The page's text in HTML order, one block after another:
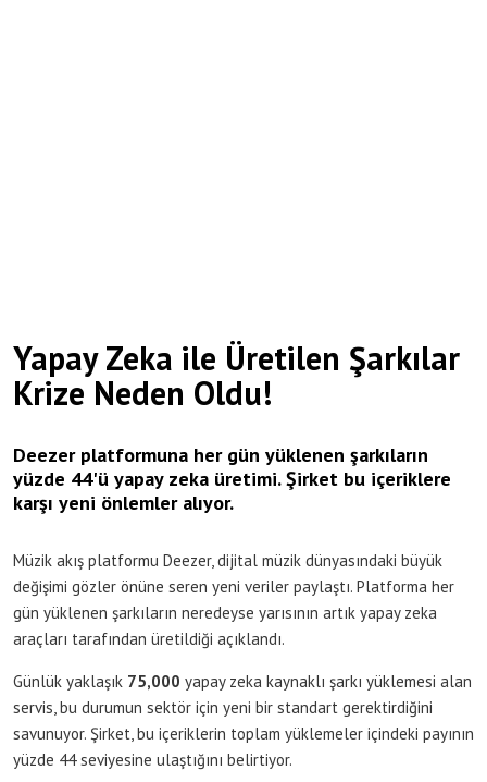
Yapay Zeka ile Üretilen Şarkılar
Krize Neden Oldu!
Deezer platformuna her gün yüklenen şarkıların
yüzde 44'ü yapay zeka üretimi. Şirket bu içeriklere
karşı yeni önlemler alıyor.
Müzik akış platformu Deezer, dijital müzik dünyasındaki büyük
değişimi gözler önüne seren yeni veriler paylaştı. Platforma her
gün yüklenen şarkıların neredeyse yarısının artık yapay zeka
araçları tarafından üretildiği açıklandı.
Günlük yaklaşık 75,000 yapay zeka kaynaklı şarkı yüklemesi alan
servis, bu durumun sektör için yeni bir standart gerektirdiğini
savunuyor. Şirket, bu içeriklerin toplam yüklemeler içindeki payının
yüzde 44 seviyesine ulaştığını belirtiyor.